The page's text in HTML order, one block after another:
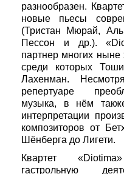
разнообразен.
новые пьесы
(Тристан Мюрай,
Пессон и др.).
партнер многих
среди которых
Лахенман.
репертуаре
музыка, в нём
интерпретации
композиторов от
Шёнберга до Лигети.
Квартет
гастрольную